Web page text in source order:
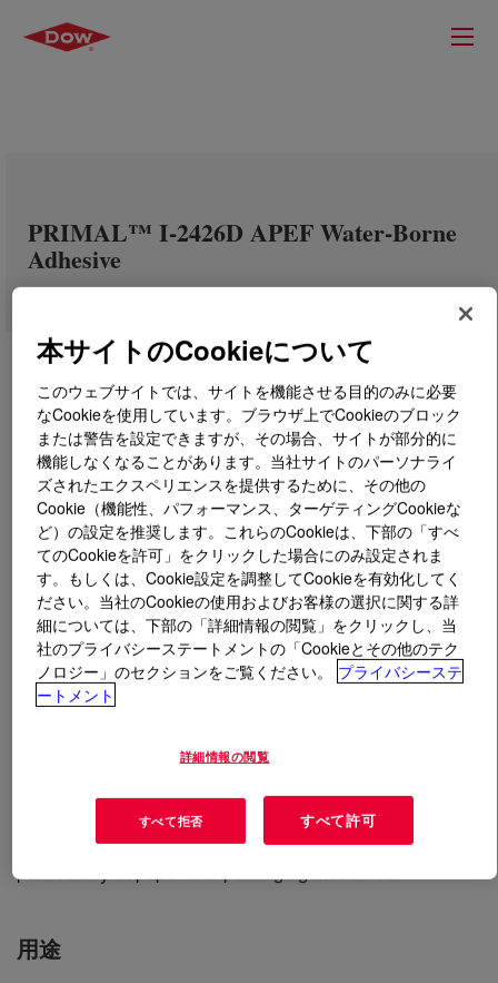
PRIMAL™ I-2426D APEF Water-Borne
Adhesive
とはPRIMAL™ I-2426D APEF Water-Borne
Adhesive?
It is a water-based, alkali-soluble acrylic emulsion
polymer designed for use in wet-glue adhesive
applications. Once neutralized with a suitable base, it
delivers excellent wet tack and adhesion properties. The
appropriate amine for solubilization, enabling tailored
performance across various application needs. This
APEO-free polymer is ideal for wet-glue adhesives,
offering strong initial tack and reliable bonding,
particularly in paper and packaging industries.
用途
本サイトのCookieについて
このウェブサイトでは、サイトを機能させる目的のみに必要
なCookieを使用しています。ブラウザ上でCookieのブロック
または警告を設定できますが、その場合、サイトが部分的に
機能しなくなることがあります。当社サイトのパーソナライ
ズされたエクスペリエンスを提供するために、その他の
Cookie（機能性、パフォーマンス、ターゲティングCookieな
ど）の設定を推奨します。これらのCookieは、下部の「すべ
てのCookieを許可」をクリックした場合にのみ設定されま
す。もしくは、Cookie設定を調整してCookieを有効化してく
ださい。当社のCookieの使用およびお客様の選択に関する詳
細については、下部の「詳細情報の閲覧」をクリックし、当
社のプライバシーステートメントの「Cookieとその他のテク
ノロジー」のセクションをご覧ください。
プライバシーステ
ートメント
詳細情報の閲覧
すべて拒否 すべて許可